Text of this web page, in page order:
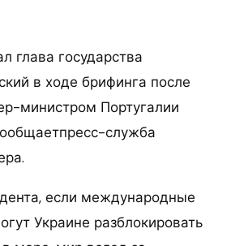
глава государства
в ходе брифинга после
министром Португалии
служба
если международные
Украине разблокировать